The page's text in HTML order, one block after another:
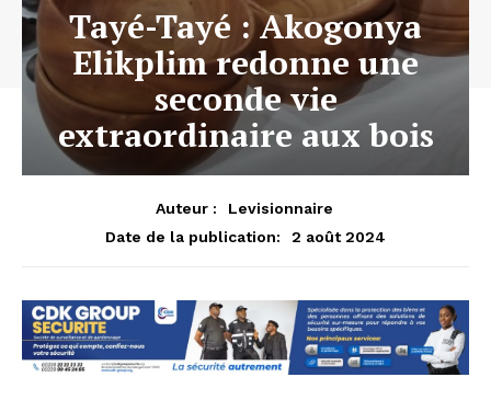
Tayé-Tayé : Akogonya
Elikplim redonne une
seconde vie
extraordinaire aux bois
Auteur :
Levisionnaire
Date de la publication:
2 août 2024